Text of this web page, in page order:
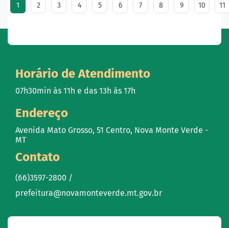
1 2 3 4 5 6 7 8 9 10 11
Horário de Atendimento
07h30min às 11h e das 13h às 17h
Endereço
Avenida Mato Grosso, 51 Centro, Nova Monte Verde -
MT
Contato
(66)3597-2800 /
prefeitura@novamonteverde.mt.gov.br